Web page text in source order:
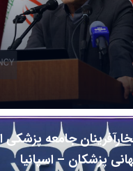
جامعه پزشکی
پزشکان – اسپانیا